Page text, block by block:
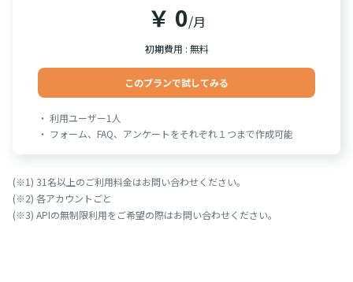
￥ 0/月
初期費用 : 無料
このプランで試してみる
・ 利用ユーザー1人
・ フォーム、FAQ、アンケートをそれぞれ１つまで作成可能
(※1) 31名以上のご利用料金はお問い合わせください。
(※2) 各アカウントごと
(※3) APIの無制限利用をご希望の際はお問い合わせください。